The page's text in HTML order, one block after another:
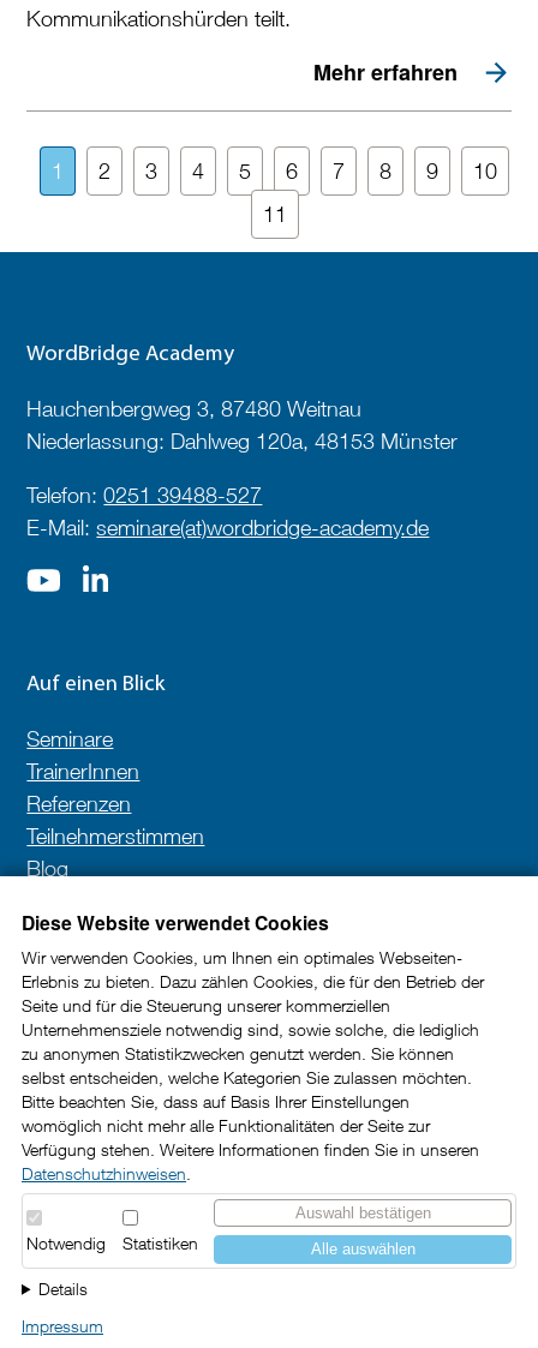
Diese Website verwendet Cookies
Wir verwenden Cookies, um Ihnen ein optimales Webseiten-
Erlebnis zu bieten. Dazu zählen Cookies, die für den Betrieb der
Seite und für die Steuerung unserer kommerziellen
Unternehmensziele notwendig sind, sowie solche, die lediglich
zu anonymen Statistikzwecken genutzt werden. Sie können
selbst entscheiden, welche Kategorien Sie zulassen möchten.
Bitte beachten Sie, dass auf Basis Ihrer Einstellungen
womöglich nicht mehr alle Funktionalitäten der Seite zur
Verfügung stehen. Weitere Informationen finden Sie in unseren
Datenschutzhinweisen
Notwendig Statistiken
Auswahl bestätigen
Alle auswählen
Details
Impressum
Kommunikationshürden teilt.
Mehr erfahren
1 2 3 4 5 6 7 8 9
10
11
WordBridge Academy
Hauchenbergweg 3, 87480 Weitnau
Niederlassung: Dahlweg 120a, 48153 Münster
Telefon:0251 39488-527
E-Mail:seminare(at)wordbridge-academy.de
Auf einen Blick
Seminare
TrainerInnen
Referenzen
Teilnehmerstimmen
Blog
Newsletter
In unserem Newsletter erhalten Sie wertvolle Impulse
und Tipps rund um die Kundenkommunikation im
B2B-Bereich.
Jetzt abonnieren
Impressum